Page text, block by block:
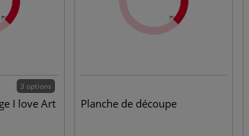
3 options
I love Art Planche de découpe